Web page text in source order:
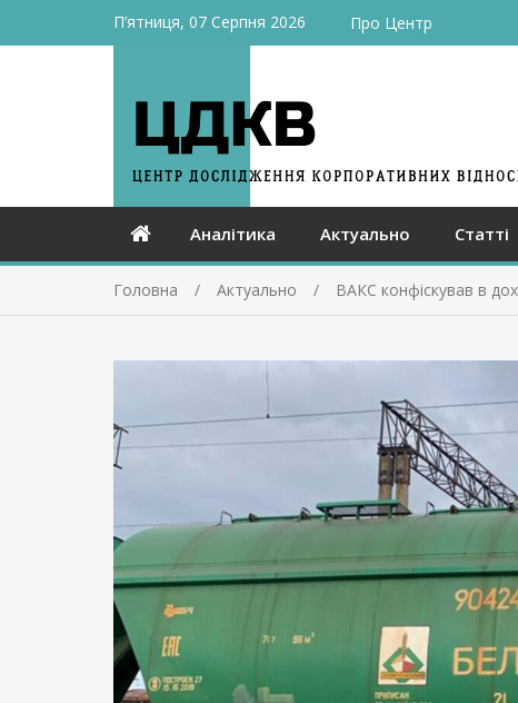
П’ятниця, 07 Серпня 2026 Про Центр
Аналітика Актуально Статті
Головна Актуально ВАКС конфіскував в